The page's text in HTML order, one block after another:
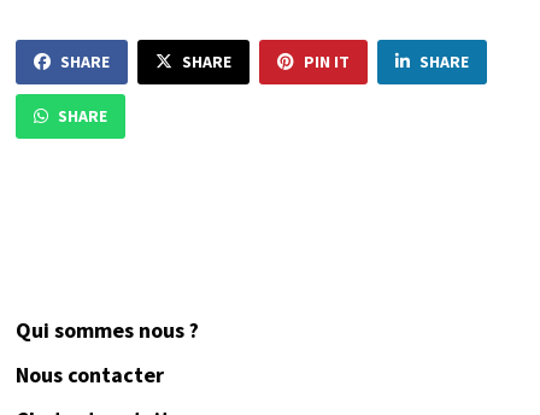
SHARE SHARE PIN IT SHARE
SHARE
Qui sommes nous ?
Nous contacter